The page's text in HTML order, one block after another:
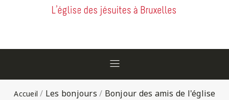
/ Les bonjours / Bonjour des amis de l'église